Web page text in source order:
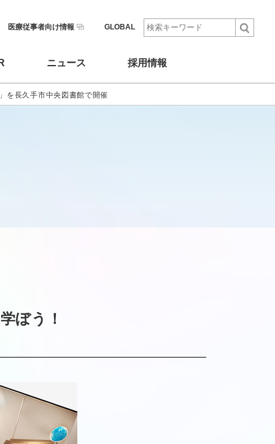
ニュース 採用情報
医療従事者向け情報 GLOBAL
を長久手市中央図書館で開催
ぼう！